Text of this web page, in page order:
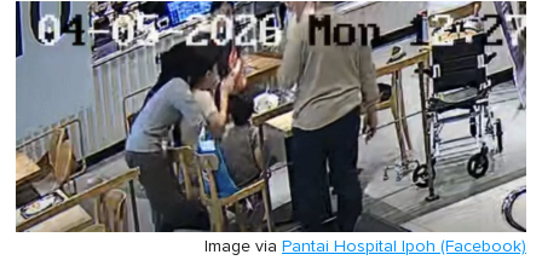
Image via Pantai Hospital Ipoh (Facebook)